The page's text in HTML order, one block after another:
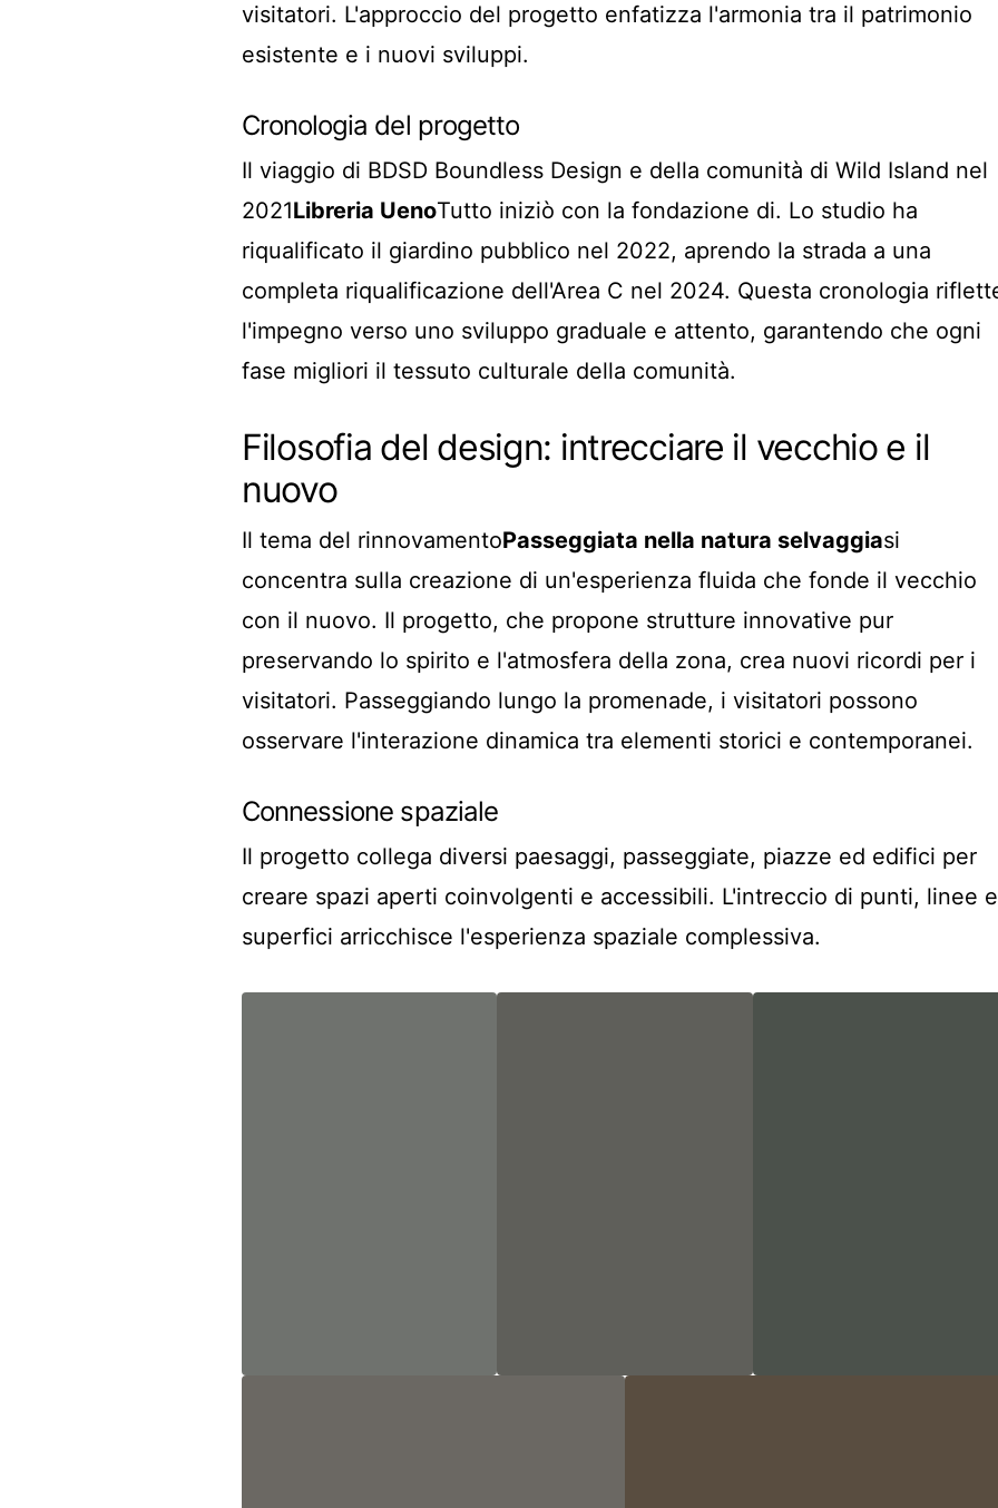
visitatori. L'approccio del progetto enfatizza l'armonia tra il patrimonio
esistente e i nuovi sviluppi.
Cronologia del progetto
Il viaggio di BDSD Boundless Design e della comunità di Wild Island nel
2021Libreria UenoTutto iniziò con la fondazione di. Lo studio ha
riqualificato il giardino pubblico nel 2022, aprendo la strada a una
completa riqualificazione dell'Area C nel 2024. Questa cronologia
l'impegno verso uno sviluppo graduale e attento, garantendo che ogni
fase migliori il tessuto culturale della comunità.
Filosofia del design: intrecciare il vecchio e il
nuovo
Il tema del rinnovamentoPasseggiata nella natura selvaggiasi
concentra sulla creazione di un'esperienza fluida che fonde il vecchio
con il nuovo. Il progetto, che propone strutture innovative pur
preservando lo spirito e l'atmosfera della zona, crea nuovi ricordi per i
visitatori. Passeggiando lungo la promenade, i visitatori possono
osservare l'interazione dinamica tra elementi storici e contemporanei.
Connessione spaziale
Il progetto collega diversi paesaggi, passeggiate, piazze ed edifici per
creare spazi aperti coinvolgenti e accessibili. L'intreccio di punti, linee e
superfici arricchisce l'esperienza spaziale complessiva.